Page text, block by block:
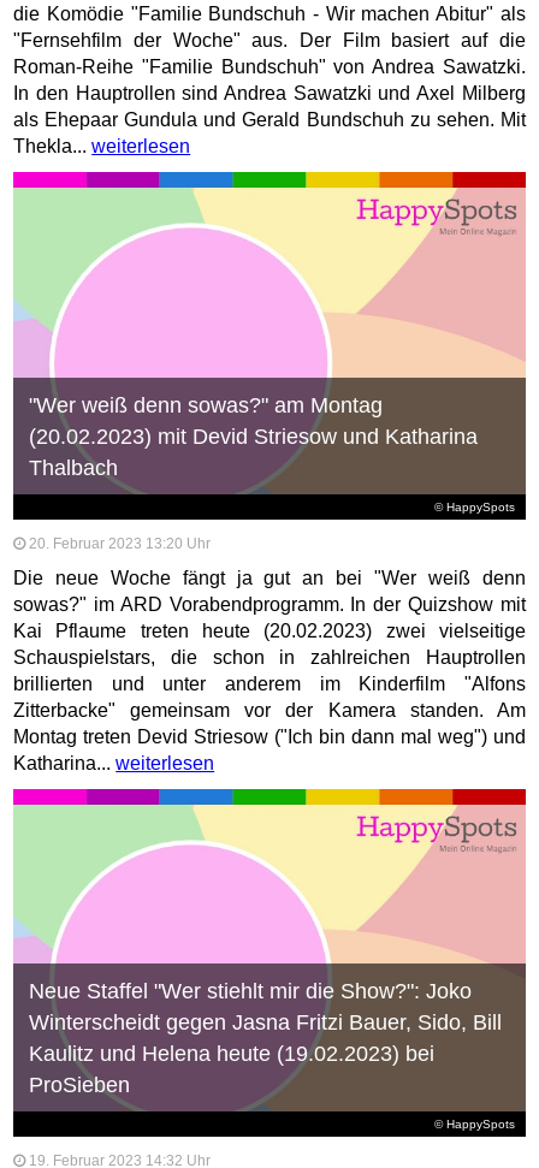
die Komödie "Familie Bundschuh - Wir machen Abitur" als
"Fernsehfilm der Woche" aus. Der Film basiert auf die
Roman-Reihe "Familie Bundschuh" von Andrea Sawatzki.
In den Hauptrollen sind Andrea Sawatzki und Axel Milberg
als Ehepaar Gundula und Gerald Bundschuh zu sehen. Mit
Thekla...weiterlesen
© HappySpots
"Wer weiß denn sowas?" am Montag
(20.02.2023) mit Devid Striesow und Katharina
Thalbach
20. Februar 2023 13:20 Uhr
Die neue Woche fängt ja gut an bei "Wer weiß denn
sowas?" im ARD Vorabendprogramm. In der Quizshow mit
Kai Pflaume treten heute (20.02.2023) zwei vielseitige
Schauspielstars, die schon in zahlreichen Hauptrollen
brillierten und unter anderem im Kinderfilm "Alfons
Zitterbacke" gemeinsam vor der Kamera standen. Am
Montag treten Devid Striesow ("Ich bin dann mal weg") und
Katharina...weiterlesen
© HappySpots
Neue Staffel "Wer stiehlt mir die Show?": Joko
Winterscheidt gegen Jasna Fritzi Bauer, Sido, Bill
Kaulitz und Helena heute (19.02.2023) bei
ProSieben
19. Februar 2023 14:32 Uhr